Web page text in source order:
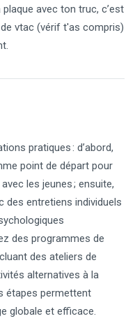
avec ton truc, c’est
vtac (vérif t'as compris)
pratiques : d’abord,
point de départ pour
les jeunes ; ensuite,
des entretiens individuels
des programmes de
des ateliers de
alternatives à la
étapes permettent
globale et efficace.